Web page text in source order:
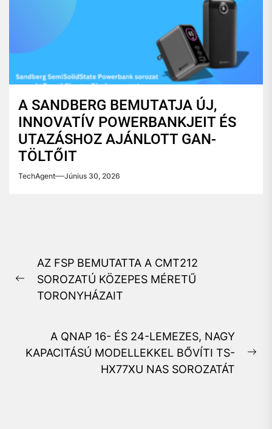
A SANDBERG BEMUTATJA ÚJ,
INNOVATÍV POWERBANKJEIT ÉS
UTAZÁSHOZ AJÁNLOTT GAN-
TÖLTŐIT
TechAgent Június 30, 2026
navigáció
Previous
post:
AZ FSP BEMUTATTA A CMT212
SOROZATÚ KÖZEPES MÉRETŰ
TORONYHÁZAIT
A QNAP 16- ÉS 24-LEMEZES, NAGY
KAPACITÁSÚ MODELLEKKEL BŐVÍTI TS-
HX77XU NAS SOROZATÁT